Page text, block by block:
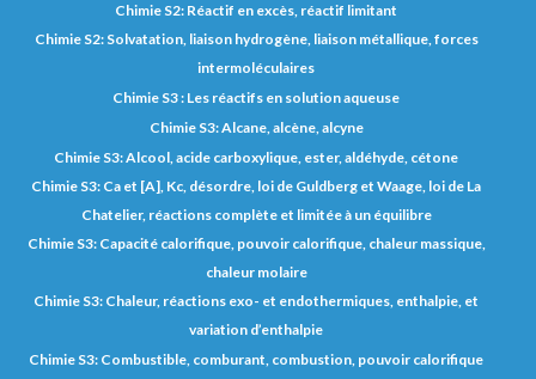
Chimie S2: Réactif en excès, réactif limitant
Chimie S2: Solvatation, liaison hydrogène, liaison métallique, forces
intermoléculaires
Chimie S3 : Les réactifs en solution aqueuse
Chimie S3: Alcane, alcène, alcyne
Chimie S3: Alcool, acide carboxylique, ester, aldéhyde, cétone
Chimie S3: Ca et [A], Kc, désordre, loi de Guldberg et Waage, loi de La
Chatelier, réactions complète et limitée à un équilibre
Chimie S3: Capacité calorifique, pouvoir calorifique, chaleur massique,
chaleur molaire
Chimie S3: Chaleur, réactions exo- et endothermiques, enthalpie, et
variation d’enthalpie
Chimie S3: Combustible, comburant, combustion, pouvoir calorifique